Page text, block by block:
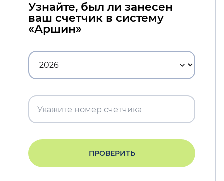
Узнайте, был ли занесен
ваш счетчик в систему
«Аршин»
ПРОВЕРИТЬ